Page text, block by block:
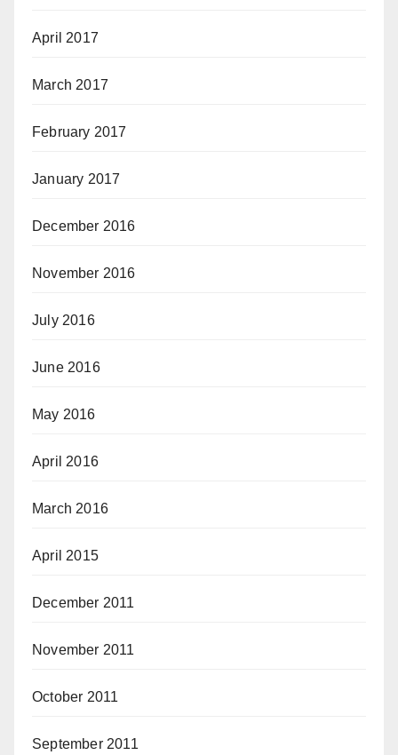
April 2017
March 2017
February 2017
January 2017
December 2016
November 2016
July 2016
June 2016
May 2016
April 2016
March 2016
April 2015
December 2011
November 2011
October 2011
September 2011